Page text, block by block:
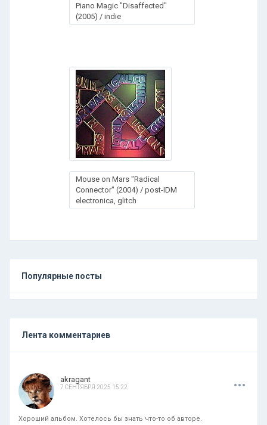
Piano Magic "Disaffected"
(2005) / indie
Mouse on Mars "Radical
Connector" (2004) / post-IDM
electronica, glitch
Популярные посты
Лента комментариев
akragant
7 СЕНТЯБРЯ 2025 15:22 ...
Хороший альбом. Хотелось бы знать что-то об авторе.